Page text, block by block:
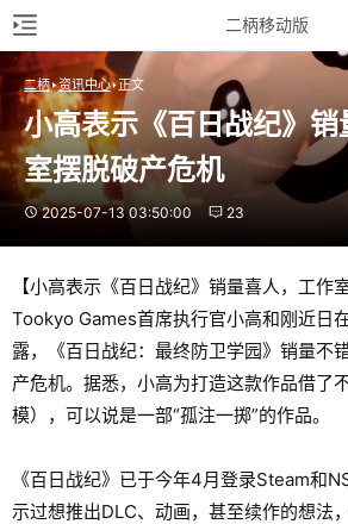
二柄移动版
二柄 资讯中心 正文
小高表示《百日战纪》
室摆脱破产危机
2025-07-13 03:50:00 23
【小高表示《百日战纪》销量喜人，工作
Tookyo Games首席执行官小高和刚近日
露，《百日战纪：最终防卫学园》销量不
产危机。据悉，小高为打造这款作品借了
模），可以说是一部“孤注一掷”的作品。
《百日战纪》已于今年4月登录Steam和
示过想推出DLC、动画，甚至续作的想法